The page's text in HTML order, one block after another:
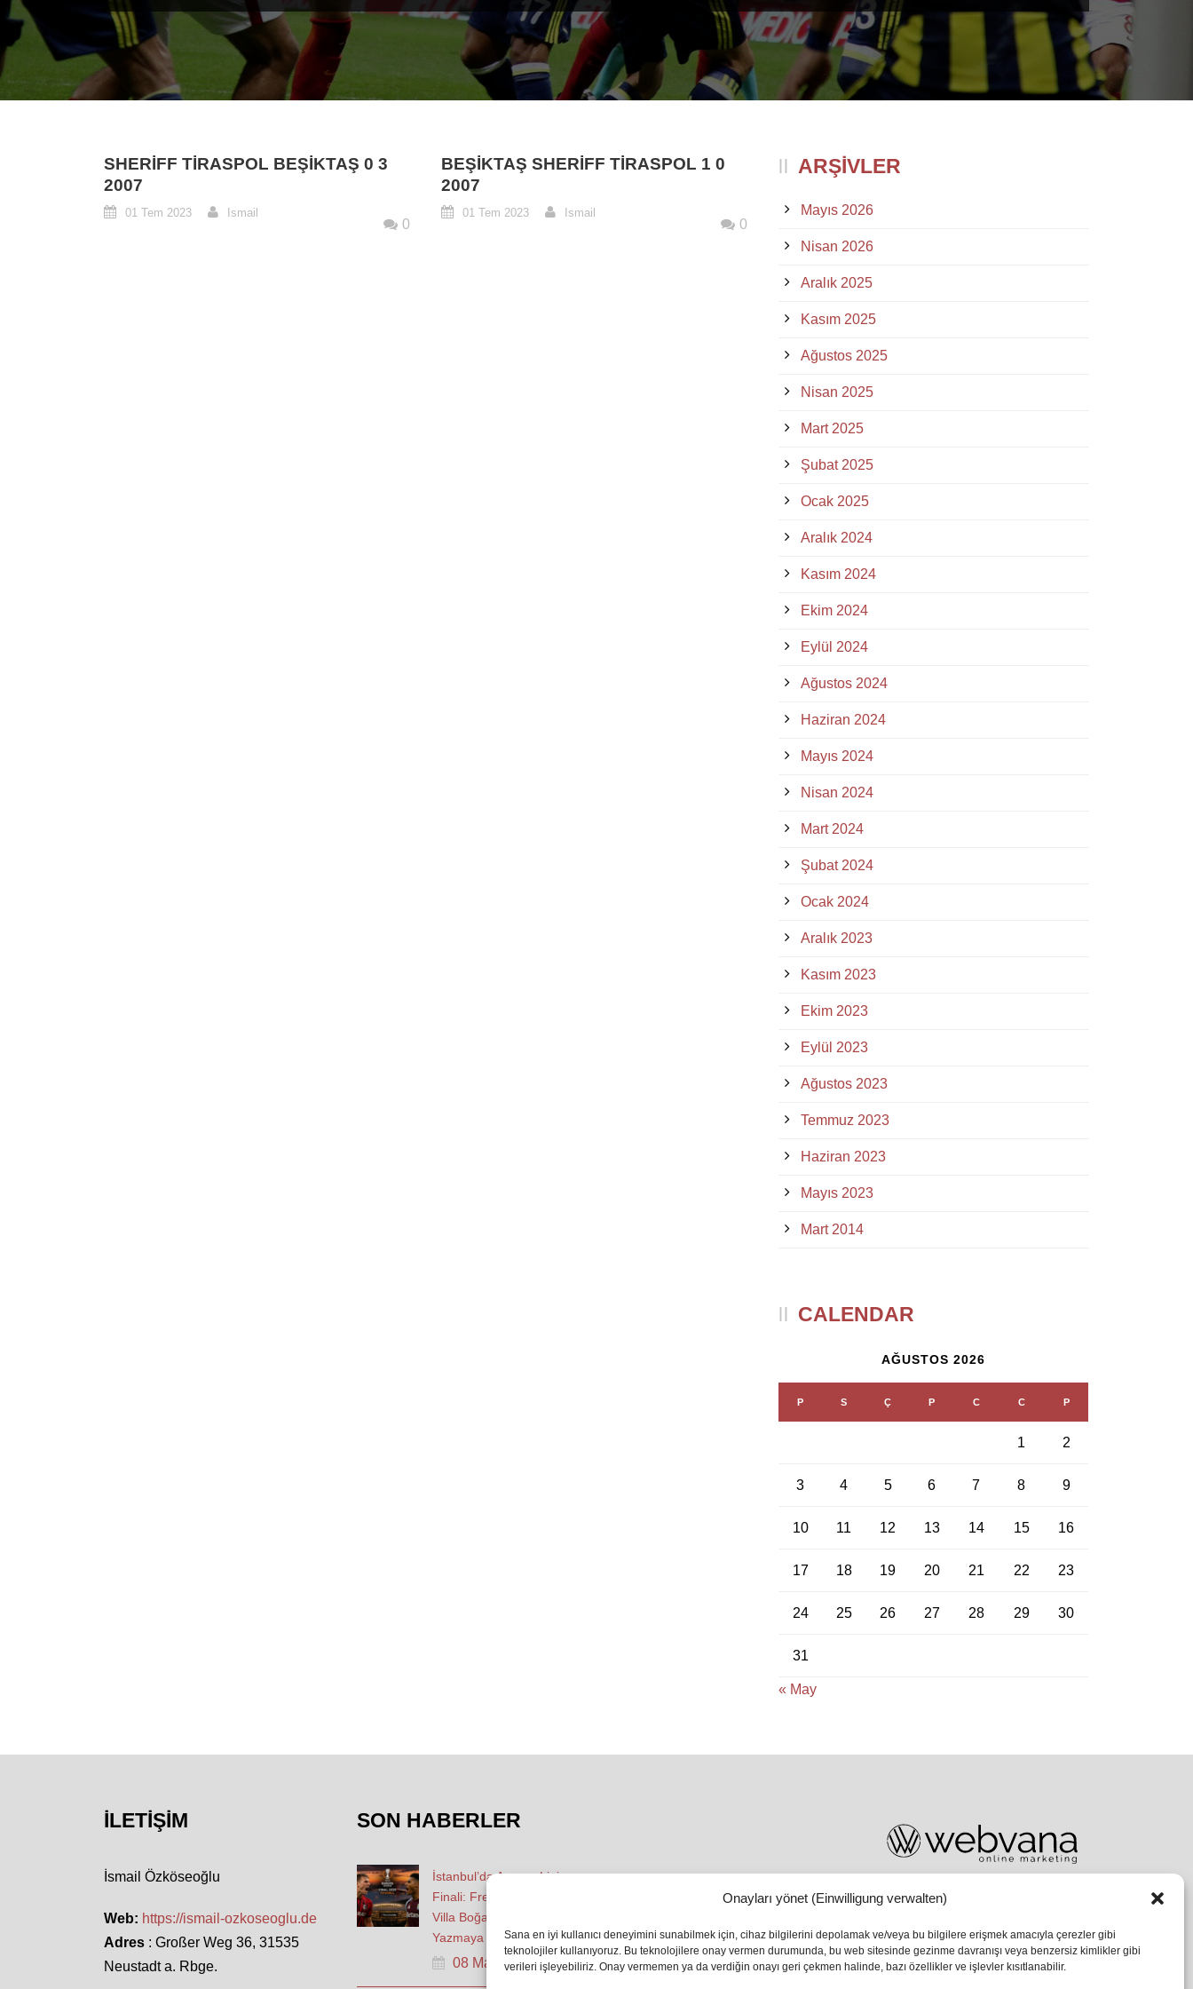
Onayları yönet (Einwilligung verwalten)
Sana en iyi kullanıcı deneyimini sunabilmek için, cihaz bilgilerini depolamak ve/veya bu bilgilere erişmek amacıyla çerezler gibi
teknolojiler kullanıyoruz. Bu teknolojilere onay vermen durumunda, bu web sitesinde gezinme davranışı veya benzersiz kimlikler gibi
verileri işleyebiliriz. Onay vermemen ya da verdiğin onayı geri çekmen halinde, bazı özellikler ve işlevler kısıtlanabilir.
SHERIFF TIRASPOL BEŞIKTAŞ 0 3
2007
01 Tem 2023 Ismail
0
BEŞIKTAŞ SHERIFF TIRASPOL 1 0
2007
01 Tem 2023 Ismail
0
ARŞIVLER
Mayıs 2026
Nisan 2026
Aralık 2025
Kasım 2025
Ağustos 2025
Nisan 2025
Mart 2025
Şubat 2025
Ocak 2025
Aralık 2024
Kasım 2024
Ekim 2024
Eylül 2024
Ağustos 2024
Haziran 2024
Mayıs 2024
Nisan 2024
Mart 2024
Şubat 2024
Ocak 2024
Aralık 2023
Kasım 2023
Ekim 2023
Eylül 2023
Ağustos 2023
Temmuz 2023
Haziran 2023
Mayıs 2023
Mart 2014
CALENDAR
AĞUSTOS 2026
P S Ç P C C P
1 2
3 4 5 6 7 8 9
10 11 12 13 14 15 16
17 18 19 20 21 22 23
24 25 26 27 28 29 30
31
« May
İLETIŞIM
İsmail Özköseoğlu
Web: https://ismail-ozkoseoglu.de
Adres : Großer Weg 36, 31535
Neustadt a. Rbge.
SON HABERLER
İstanbul’da Avrupa Ligi
Finali: Freiburg ve Aston
Villa Boğaz’da Tarih
Yazmaya Hazırlanıyor
08 May 2026